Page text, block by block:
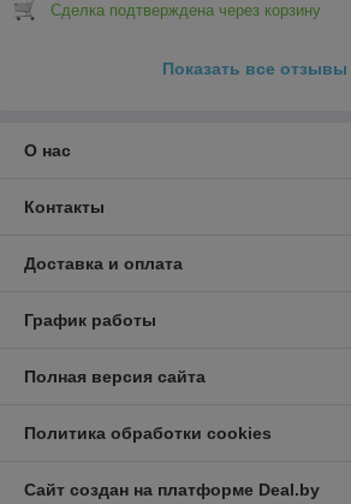
Сделка подтверждена через корзину
Показать все отзывы
О нас
Контакты
Доставка и оплата
График работы
Полная версия сайта
Политика обработки cookies
Сайт создан на платформе Deal.by